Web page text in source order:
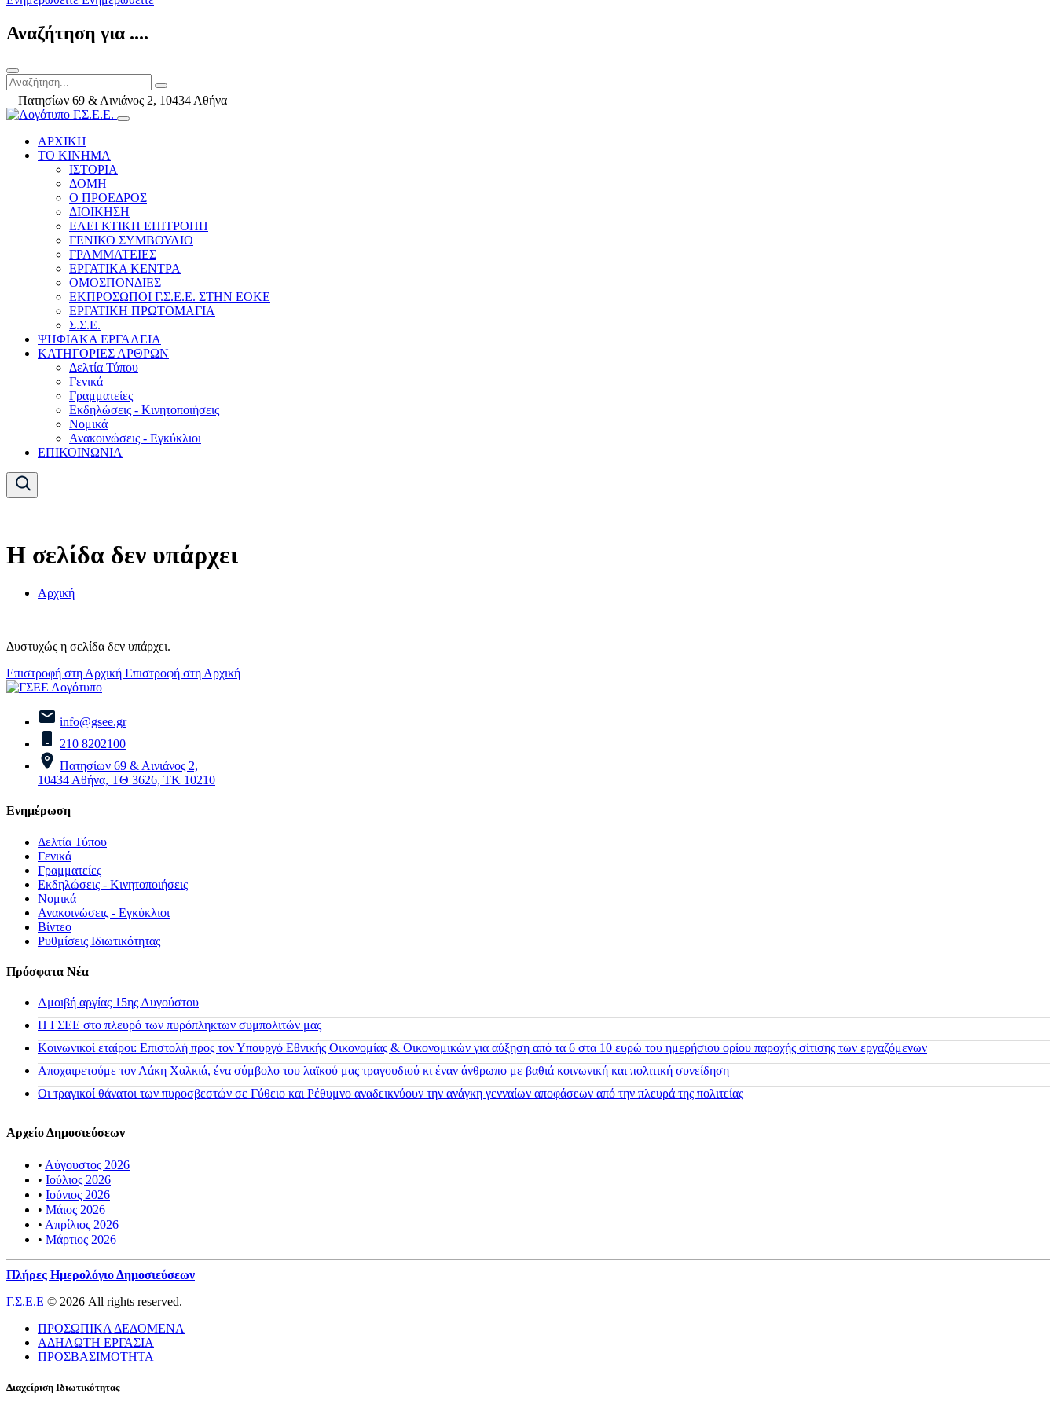
Αναζήτηση για ....
Πατησίων 69 & Αινιάνος 2, 10434 Αθήνα
ΑΡΧΙΚΗ
ΤΟ ΚΙΝΗΜΑ
ΙΣΤΟΡΙΑ
ΔΟΜΗ
Ο ΠΡΟΕΔΡΟΣ
ΔΙΟΙΚΗΣΗ
ΕΛΕΓΚΤΙΚΗ ΕΠΙΤΡΟΠΗ
ΓΕΝΙΚΟ ΣΥΜΒΟΥΛΙΟ
ΓΡΑΜΜΑΤΕΙΕΣ
ΕΡΓΑΤΙΚΑ ΚΕΝΤΡΑ
ΟΜΟΣΠΟΝΔΙΕΣ
ΕΚΠΡΟΣΩΠΟΙ Γ.Σ.Ε.Ε. ΣΤΗΝ ΕΟΚΕ
ΕΡΓΑΤΙΚΗ ΠΡΩΤΟΜΑΓΙΑ
Σ.Σ.Ε.
ΨΗΦΙΑΚΑ ΕΡΓΑΛΕΙΑ
ΚΑΤΗΓΟΡΙΕΣ ΑΡΘΡΩΝ
Δελτία Τύπου
Γενικά
Γραμματείες
Εκδηλώσεις - Κινητοποιήσεις
Νομικά
Ανακοινώσεις - Εγκύκλιοι
ΕΠΙΚΟΙΝΩΝΙΑ
Η σελίδα δεν υπάρχει
Αρχική
Δυστυχώς η σελίδα δεν υπάρχει.
Επιστροφή στη Αρχική Επιστροφή στη Αρχική
info@gsee.gr
210 8202100
Πατησίων 69 & Αινιάνος 2,
10434 Αθήνα, ΤΘ 3626, ΤΚ 10210
Ενημέρωση
Δελτία Τύπου
Γενικά
Γραμματείες
Εκδηλώσεις - Κινητοποιήσεις
Νομικά
Ανακοινώσεις - Εγκύκλιοι
Βίντεο
Ρυθμίσεις Ιδιωτικότητας
Πρόσφατα Νέα
Αμοιβή αργίας 15ης Αυγούστου
H ΓΣΕΕ στο πλευρό των πυρόπληκτων συμπολιτών μας
Κοινωνικοί εταίροι: Επιστολή προς τον Υπουργό Εθνικής Οικονομίας & Οικονομικών για αύξηση από τα 6 στα 10 ευρώ του ημερήσιου ορίου παροχής σίτισης των εργαζόμενων
Αποχαιρετούμε τον Λάκη Χαλκιά, ένα σύμβολο του λαϊκού μας τραγουδιού κι έναν άνθρωπο με βαθιά κοινωνική και πολιτική συνείδηση
Οι τραγικοί θάνατοι των πυροσβεστών σε Γύθειο και Ρέθυμνο αναδεικνύουν την ανάγκη γενναίων αποφάσεων από την πλευρά της πολιτείας
Αρχείο Δημοσιεύσεων
• Αύγουστος 2026
• Ιούλιος 2026
• Ιούνιος 2026
• Μάιος 2026
• Απρίλιος 2026
• Μάρτιος 2026
Πλήρες Ημερολόγιο Δημοσιεύσεων
Γ.Σ.Ε.Ε © 2026 All rights reserved.
ΠΡΟΣΩΠΙΚΑ ΔΕΔΟΜΕΝΑ
ΑΔΗΛΩΤΗ ΕΡΓΑΣΙΑ
ΠΡΟΣΒΑΣΙΜΟΤΗΤΑ
Διαχείριση Ιδιωτικότητας